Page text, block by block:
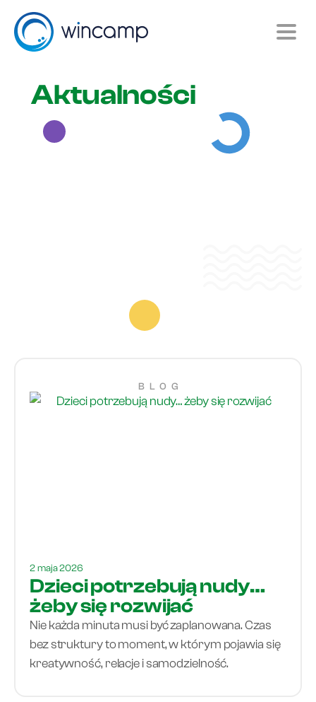
Aktualności
BLOG
2 maja 2026
Dzieci potrzebują nudy…
żeby się rozwijać
Nie każda minuta musi być zaplanowana. Czas
bez struktury to moment, w którym pojawia się
kreatywność, relacje i samodzielność.